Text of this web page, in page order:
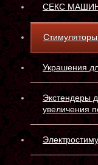
СЕКС
Украшения
Экстендеры
увеличения